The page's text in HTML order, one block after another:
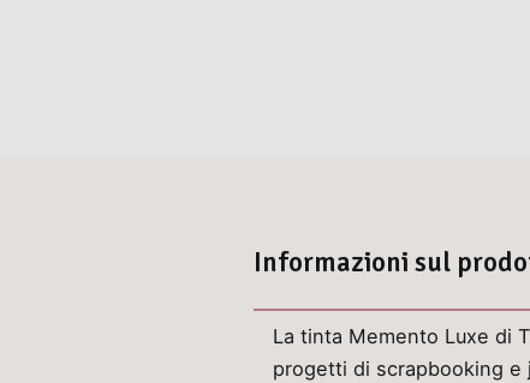
Informazioni sul
La tinta Memento Luxe di
progetti di scrapbooking e